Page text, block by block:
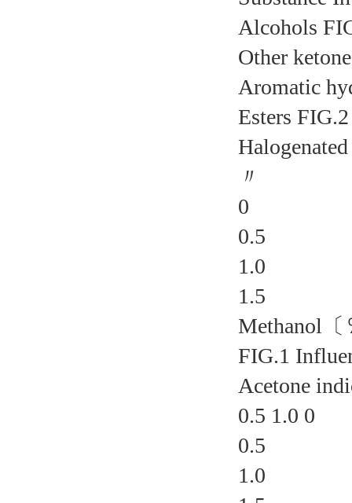
Alcohols
Other
Aromatic
Esters
〃
0
0.5
1.0
1.5
Methanol
FIG.1
Acetone
0.5 1.0 0
0.5
1.0